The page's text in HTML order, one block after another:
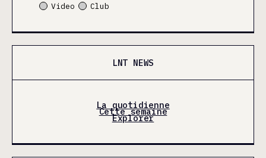
Video
Club
LNT NEWS
La quotidienne
Cette semaine
Explorer